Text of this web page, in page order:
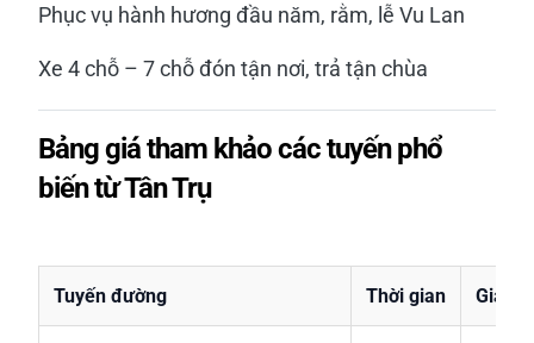
Phục vụ hành hương đầu năm, rằm, lễ Vu Lan
Xe 4 chỗ – 7 chỗ đón tận nơi, trả tận chùa
Bảng giá tham khảo các tuyến phổ
biến từ Tân Trụ
Tuyến đường Thời gian Giá từ